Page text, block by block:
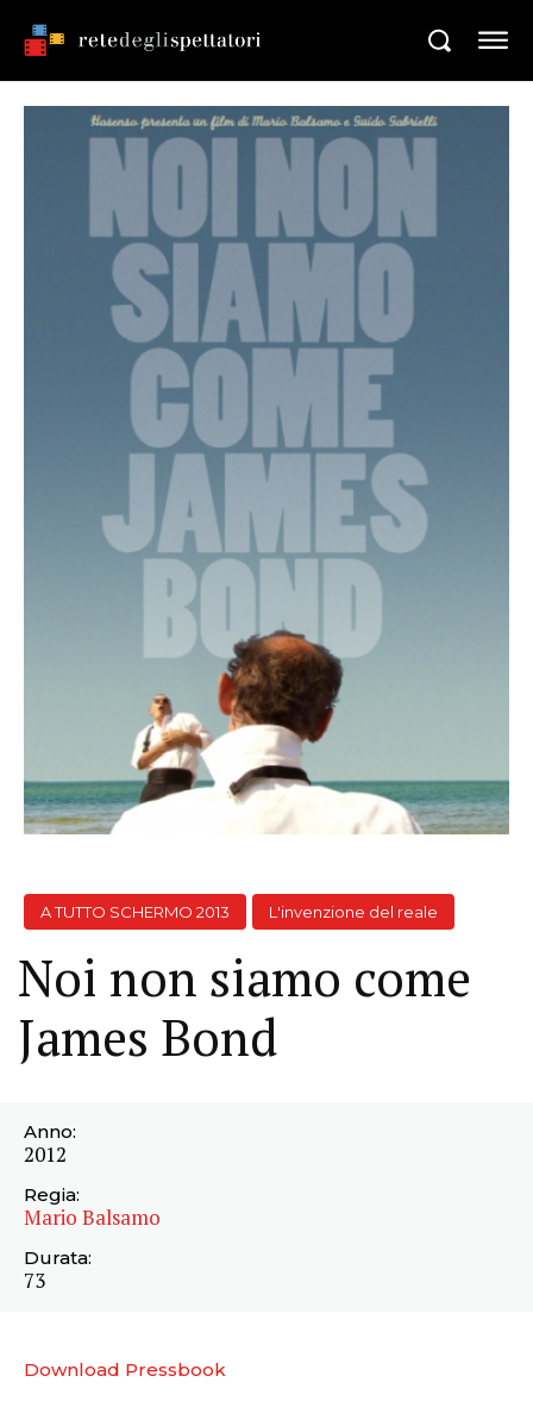
A TUTTO SCHERMO 2013 L'invenzione del reale
Noi non siamo come
James Bond
Anno:
2012
Regia:
Mario Balsamo
Durata:
73
Download Pressbook